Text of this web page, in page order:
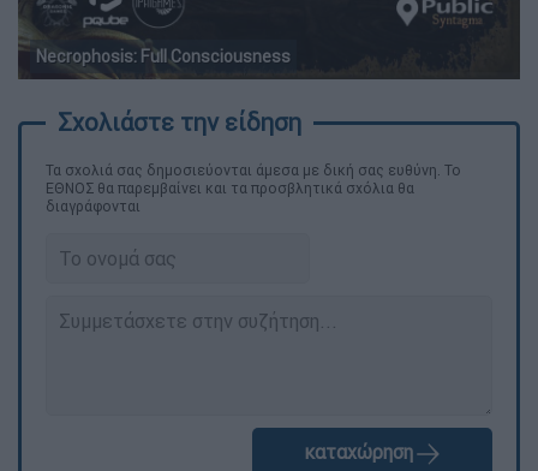
Necrophosis: Full Consciousness
Τα σχολιά σας δημοσιεύονται άμεσα με δική σας ευθύνη. Το
ΕΘΝΟΣ θα παρεμβαίνει και τα προσβλητικά σχόλια θα
διαγράφονται
καταχώρηση